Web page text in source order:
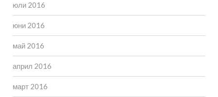
юли 2016
юни 2016
май 2016
април 2016
март 2016